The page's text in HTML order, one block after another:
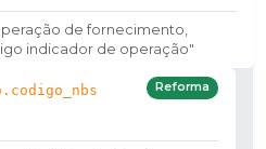
de fornecimento,
indicador de operação"
Reforma